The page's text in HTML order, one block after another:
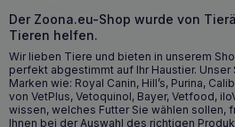
Wann ist es ratsam, den
Naturbodenreiniger zu
DerTOTOBI Natur bodenreiniger
bemerken, dass Ihre Böden eine
benötigen, und auch, wenn Sie
einem Bereich mit Haustieren
Der Zoona.eu-Shop wurde von
Tieren helfen.
Wir lieben Tiere und bieten in unserem
perfekt abgestimmt auf Ihr Haustier.
Marken wie: Royal Canin, Hill’s, Purina,
von VetPlus, Vetoquinol, Bayer, Vetfood,
wissen, welches Futter Sie wählen sollen,
Ihnen bei der Auswahl des richtigen